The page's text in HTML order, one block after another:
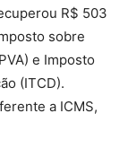
R$ 503
sobre
e Imposto
(ITCD).
a ICMS,